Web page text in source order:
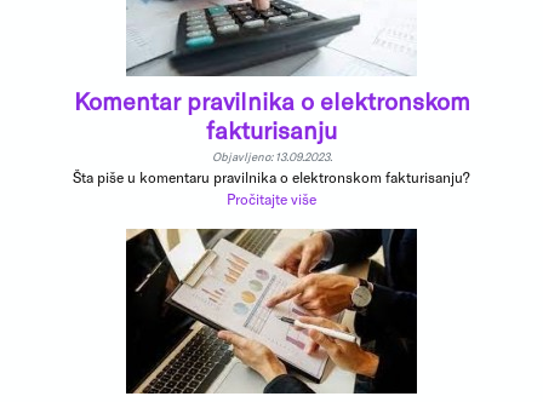
Komentar pravilnika o elektronskom
fakturisanju
Objavljeno: 13.09.2023.
Šta piše u komentaru pravilnika o elektronskom fakturisanju?
Pročitajte više